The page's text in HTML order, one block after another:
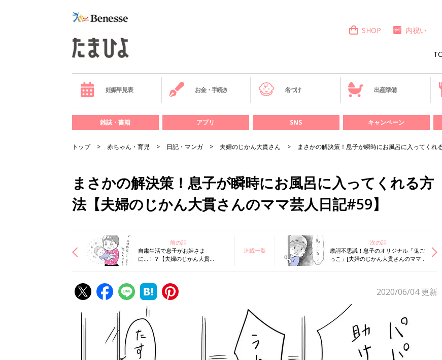
SHOP 内祝い
妊娠早見表 お金・手続き 名づけ 出産準備
雑誌・書籍 アプリ SNS キャンペーン
トップ 赤ちゃん・育児 日記・マンガ 夫婦のじかん大貫さん まさかの解決策！息子が瞬時にお風呂に入ってくれ
まさかの解決策！息子が瞬時にお風呂に入ってくれる方
法【夫婦のじかん大貫さんのママ芸人日記#59】
前の話
自粛生活で息子がお姫さま
に…！？【夫婦のじかん大貫さ
連載一覧
次の話
摩訶不思議！息子のオリジナル「鬼ご
っこ」[夫婦のじかん大貫さんのママ
2020/06/04更新